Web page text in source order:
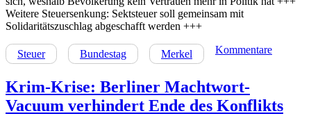
Weitere Steuersenkung: Sektsteuer soll gemeinsam mit
Solidaritätszuschlag abgeschafft werden +++
Steuer Bundestag Merkel Kommentare
Krim-Krise: Berliner Machtwort-
Vacuum verhindert Ende des Konflikts